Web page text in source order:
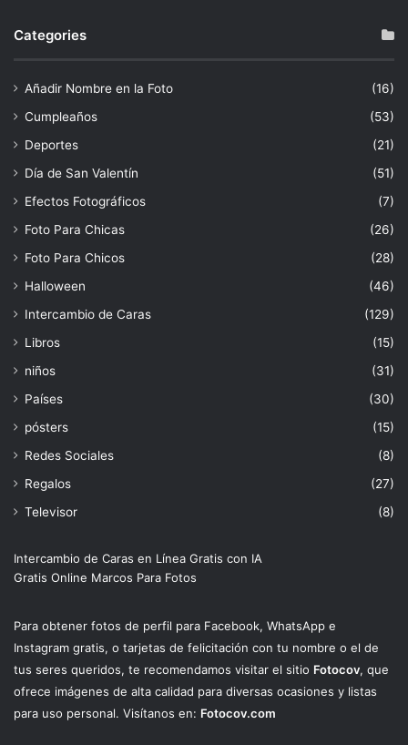
Categories
Añadir Nombre en la Foto
(16)
Cumpleaños
(53)
Deportes
(21)
Día de San Valentín
(51)
Efectos Fotográficos
(7)
Foto Para Chicas
(26)
Foto Para Chicos
(28)
Halloween
(46)
Intercambio de Caras
(129)
Libros
(15)
niños
(31)
Países
(30)
pósters
(15)
Redes Sociales
(8)
Regalos
(27)
Televisor
(8)
Intercambio de Caras en Línea Gratis con IA
Gratis Online Marcos Para Fotos
Para obtener fotos de perfil para Facebook, WhatsApp e
Instagram gratis, o tarjetas de felicitación con tu nombre o el de
tus seres queridos, te recomendamos visitar el sitio Fotocov, que
ofrece imágenes de alta calidad para diversas ocasiones y listas
para uso personal. Visítanos en: Fotocov.com